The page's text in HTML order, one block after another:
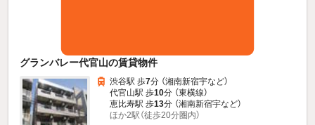
グランバレー代官山の賃貸物件
渋谷駅 歩7分 （湘南新宿宇など）
代官山駅 歩10分 （東横線）
恵比寿駅 歩13分 （湘南新宿宇など）
ほか2駅（徒歩20分圏内）